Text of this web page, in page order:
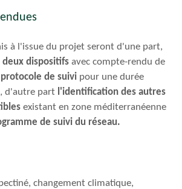
à l'issue du projet seront d'une part,
dispositifs avec compte-rendu de
protocole de suivi pour une durée
d'autre part l'identification des autres
existant en zone méditerranéenne
de suivi du réseau.
changement climatique,